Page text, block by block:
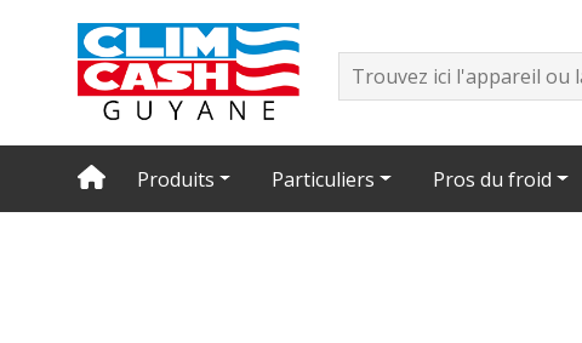
Produits Particuliers Pros du froid